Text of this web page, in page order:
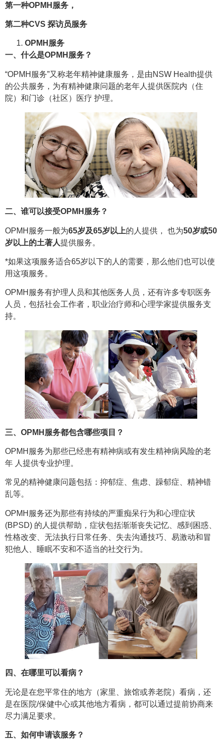
第一种OPMH服务，
第二种CVS 探访员服务
OPMH服务
一、什么是OPMH服务？
“OPMH服务”又称老年精神健康服务，是由NSW Health提供
的公共服务，为有精神健康问题的老年人提供医院内（住
院）和门诊（社区）医疗 护理。
二、谁可以接受OPMH服务？
OPMH服务一般为65岁及65岁以上的人提供， 也为50岁或50
岁以上的土著人提供服务。
*如果这项服务适合65岁以下的人的需要，那么他们也可以使
用这项服务。
OPMH服务有护理人员和其他医务人员，还有许多专职医务
人员，包括社会工作者，职业治疗师和心理学家提供服务支
持。
三、OPMH服务都包含哪些项目？
OPMH服务为那些已经患有精神病或有发生精神病风险的老
年 人提供专业护理。
常见的精神健康问题包括：抑郁症、焦虑、躁郁症、精神错
乱等。
OPMH服务还为那些有持续的严重痴呆行为和心理症状
(BPSD) 的人提供帮助，症状包括渐渐丧失记忆、感到困惑、
性格改变、无法执行日常任务、失去沟通技巧、易激动和冒
犯他人、睡眠不安和不适当的社交行为。
四、在哪里可以看病？
无论是在您平常住的地方（家里、旅馆或养老院）看病，还
是在医院/保健中心或其他地方看病，都可以通过提前协商来
尽力满足要求。
五、如何申请该服务？